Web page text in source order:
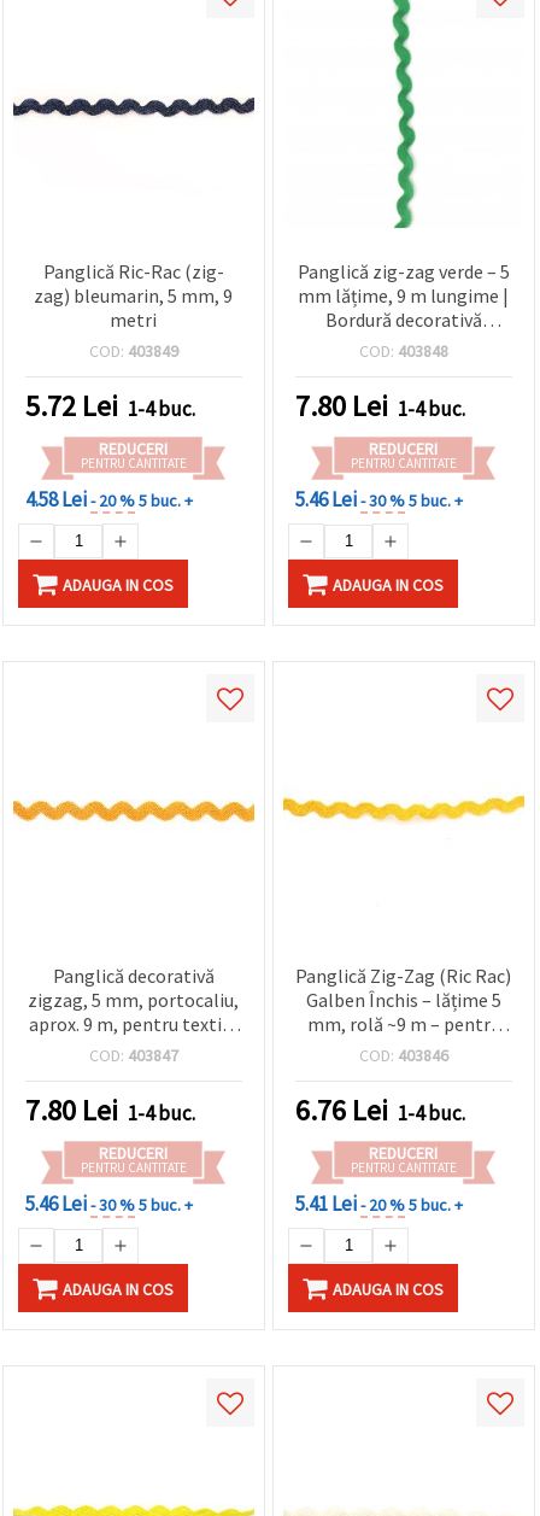
Panglică Ric-Rac (zig-
zag) bleumarin, 5 mm, 9
metri
COD: 403849
5.72 Lei 1-4 buc.
REDUCERI
PENTRU CANTITATE
4.58 Lei- 20 %5 buc. +
ADAUGA IN COS
Panglică zig-zag verde – 5
mm lățime, 9 m lungime |
Bordură decorativă
ondulată pentru cusut,
împachetarea cadourilor
COD: 403848
7.80 Lei 1-4 buc.
REDUCERI
PENTRU CANTITATE
5.46 Lei- 30 %5 buc. +
ADAUGA IN COS
Panglică decorativă
zigzag, 5 mm, portocaliu,
aprox. 9 m, pentru textile
și meșteșuguri
COD: 403847
7.80 Lei 1-4 buc.
REDUCERI
PENTRU CANTITATE
5.46 Lei- 30 %5 buc. +
ADAUGA IN COS
Panglică Zig-Zag (Ric Rac)
Galben Închis – lățime 5
mm, rolă ~9 m – pentru
cusut, accesorii
îmbrăcăminte și proiecte
craft/DIY
COD: 403846
6.76 Lei 1-4 buc.
REDUCERI
PENTRU CANTITATE
5.41 Lei- 20 %5 buc. +
ADAUGA IN COS